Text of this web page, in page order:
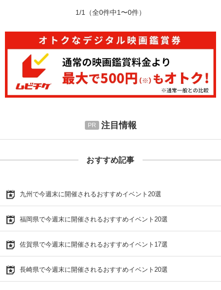
1/1 （全0件中1〜0件）
注目情報
おすすめ記事
九州で今週末に開催されるおすすめイベント20選
福岡県で今週末に開催されるおすすめイベント20選
佐賀県で今週末に開催されるおすすめイベント17選
長崎県で今週末に開催されるおすすめイベント20選